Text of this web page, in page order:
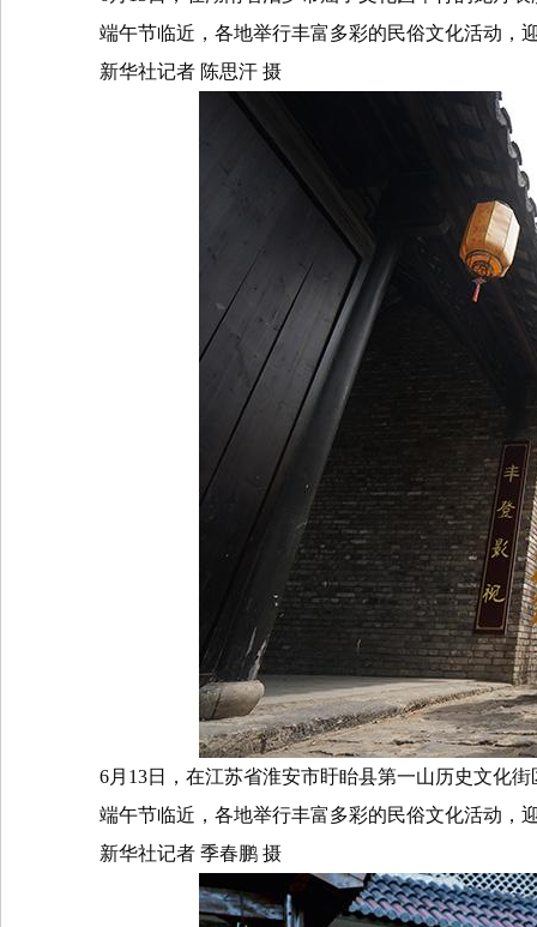
端午节临近，各地举行丰富多彩的民俗文化活动，
新华社记者 陈思汗 摄
6月 13日，在江苏省淮安市盱眙县第一山历史文化
端午节临近，各地举行丰富多彩的民俗文化活动，
新华社记者 季春鹏 摄